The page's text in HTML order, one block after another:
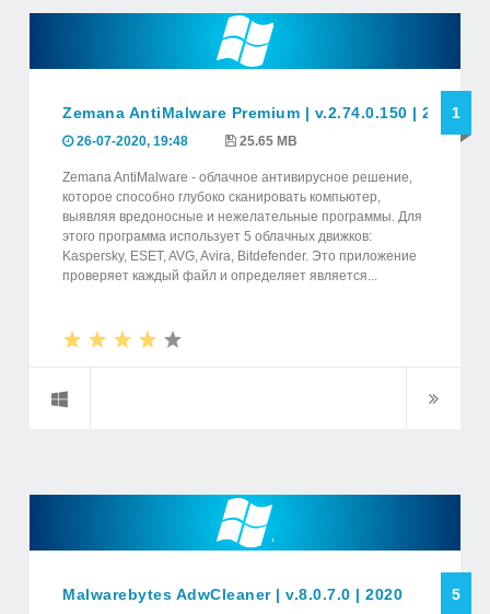
Zemana AntiMalware Premium | v.2.74.0.150 | 2020
1
26-07-2020, 19:48 25.65 MB
Zemana AntiMalware - облачное антивирусное решение,
которое способно глубоко сканировать компьютер,
выявляя вредоносные и нежелательные программы. Для
этого программа использует 5 облачных движков:
Kaspersky, ESET, AVG, Avira, Bitdefender. Это приложение
проверяет каждый файл и определяет является...
Malwarebytes AdwCleaner | v.8.0.7.0 | 2020 5